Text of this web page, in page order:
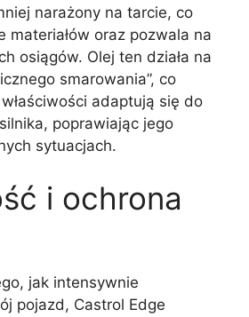
narażony na tarcie, co
materiałów oraz pozwala na
osiągów. Olej ten działa na
smarowania”, co
adaptują się do
poprawiając jego
sytuacjach.
i ochrona
jak intensywnie
pojazd, Castrol Edge